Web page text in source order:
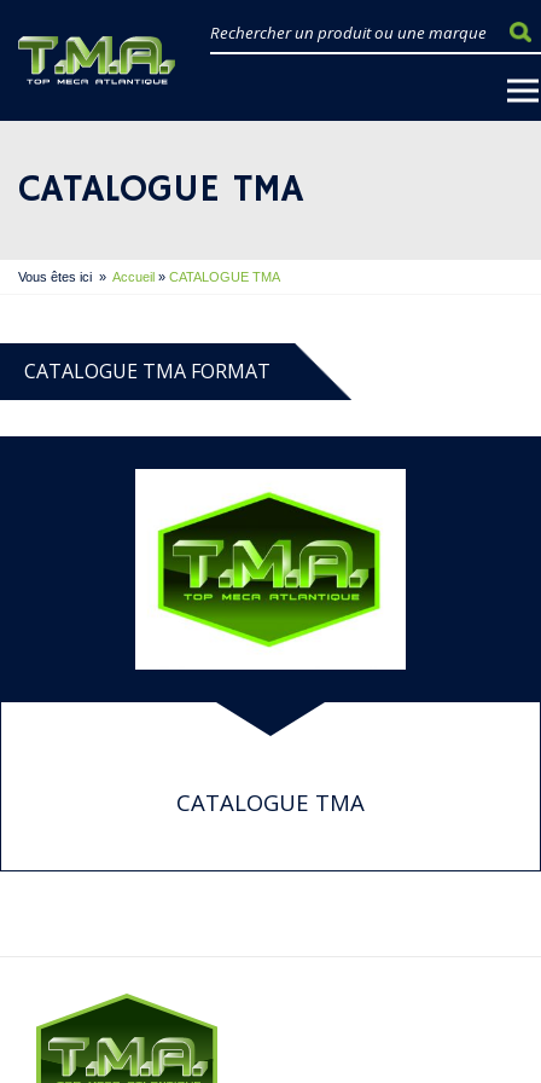
CATALOGUE TMA
Vous êtes ici » Accueil » CATALOGUE TMA
CATALOGUE TMA FORMAT
CATALOGUE TMA